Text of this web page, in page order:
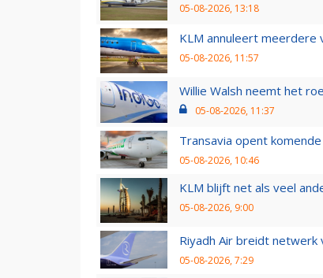
05-08-2026, 13:18
KLM annuleert meerdere
05-08-2026, 11:57
Willie Walsh neemt het
05-08-2026, 11:37
Transavia opent
05-08-2026, 10:46
KLM blijft net als veel
05-08-2026, 9:00
Riyadh Air breidt
05-08-2026, 7:29